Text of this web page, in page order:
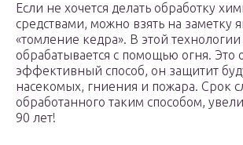
Если не хочется делать обработку
средствами, можно взять на заметку
«томление кедра». В этой
обрабатывается с помощью огня. Это
эффективный способ, он защитит
насекомых, гниения и пожара. Срок
обработанного таким способом,
90 лет!